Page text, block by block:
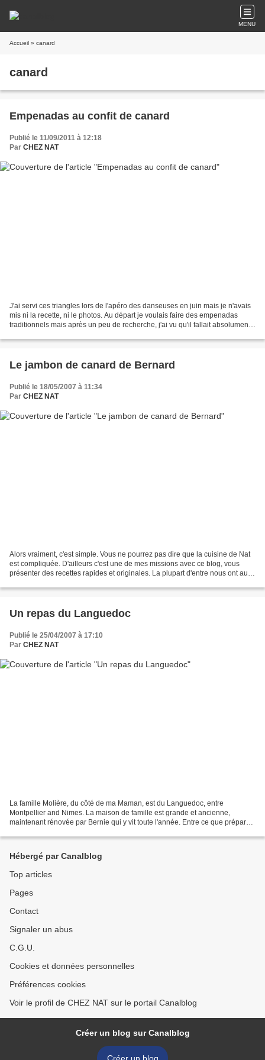
MENU
Accueil » canard
canard
Empenadas au confit de canard
Publié le 11/09/2011 à 12:18
Par CHEZ NAT
J'ai servi ces triangles lors de l'apéro des danseuses en juin mais je n'avais
mis ni la recette, ni le photos. Au départ je voulais faire des empenadas
traditionnels mais après un peu de recherche, j'ai vu qu'il fallait absolument
Le jambon de canard de Bernard
Publié le 18/05/2007 à 11:34
Par CHEZ NAT
Alors vraiment, c'est simple. Vous ne pourrez pas dire que la cuisine de Nat
est compliquée. D'ailleurs c'est une de mes missions avec ce blog, vous
présenter des recettes rapides et originales. La plupart d'entre nous ont au
Un repas du Languedoc
Publié le 25/04/2007 à 17:10
Par CHEZ NAT
La famille Molière, du côté de ma Maman, est du Languedoc, entre
Montpellier and Nimes. La maison de famille est grande et ancienne,
maintenant rénovée par Bernie qui y vit toute l'année. Entre ce que préparait
Hébergé par Canalblog
Top articles
Pages
Contact
Signaler un abus
C.G.U.
Cookies et données personnelles
Préférences cookies
Voir le profil de CHEZ NAT sur le portail Canalblog
Créer un blog sur Canalblog